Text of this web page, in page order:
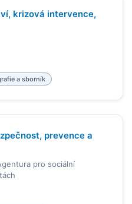
krizová intervence,
a sborník
prevence a
pro sociální